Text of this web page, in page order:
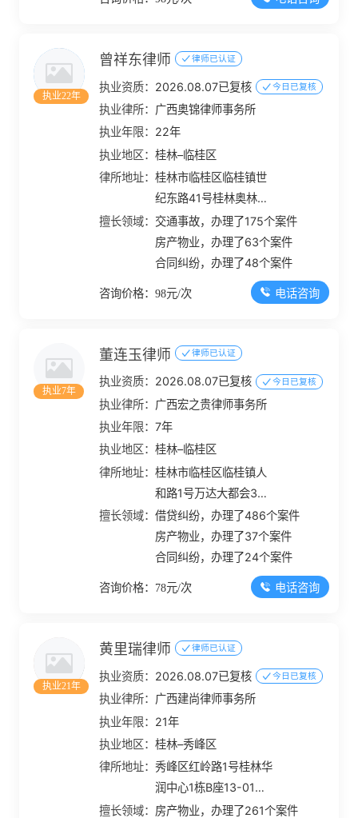
执业22年
曾祥东律师 律师已认证
执业资质： 2026.08.07已复核 今日已复核
执业律所： 广西奥锦律师事务所
执业年限： 22年
执业地区：桂林–临桂区
律所地址：桂林市临桂区临桂镇世
纪东路41号桂林奥林匹
克花园16#地块1幢-1-1
层21号
擅长领域： 交通事故，办理了175个案件
房产物业，办理了63个案件
合同纠纷，办理了48个案件
咨询价格：98元/次 电话咨询
执业7年
董连玉律师 律师已认证
执业资质： 2026.08.07已复核 今日已复核
执业律所： 广西宏之贵律师事务所
执业年限：7年
执业地区：桂林–临桂区
律所地址：桂林市临桂区临桂镇人
和路1号万达大都会3幢1
层01号
擅长领域：借贷纠纷，办理了486个案件
房产物业，办理了37个案件
合同纠纷，办理了24个案件
咨询价格：78元/次 电话咨询
执业21年
黄里瑞律师 律师已认证
执业资质： 2026.08.07已复核 今日已复核
执业律所： 广西建尚律师事务所
执业年限： 21年
执业地区：桂林–秀峰区
律所地址：秀峰区红岭路1号桂林华
润中心1栋B座13-01号
办公室
擅长领域： 房产物业，办理了261个案件